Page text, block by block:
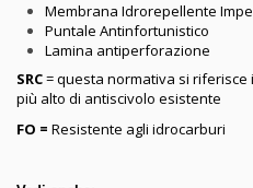
Membrana Idrorepellente
Puntale Antinfortunistico
Lamina antiperforazione
SRC= questa normativa si riferisce
più alto di antiscivolo esistente
FO = Resistente agli idrocarburi